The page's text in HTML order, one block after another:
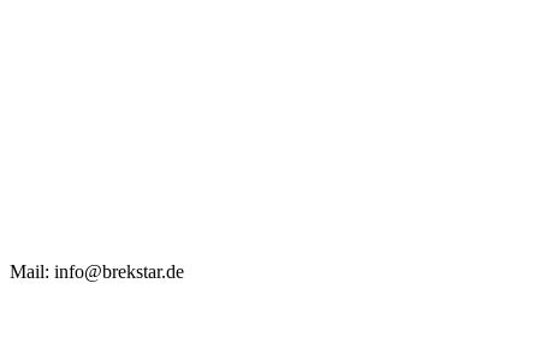
Mail: info@brekstar.de